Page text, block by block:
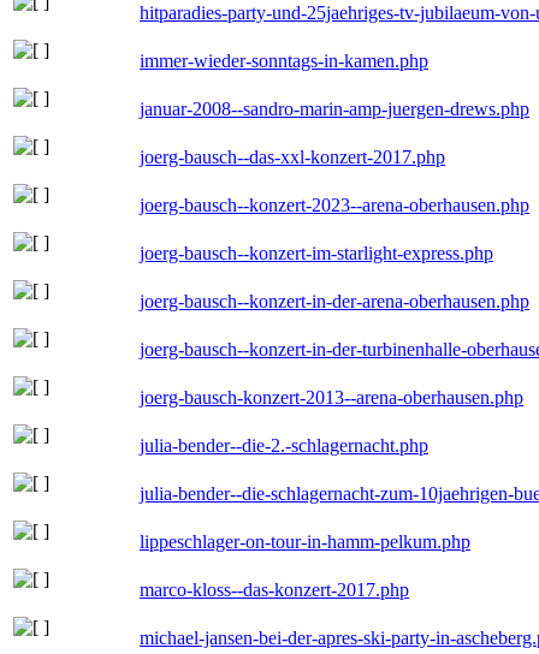
hitparadies-party-und-25jaehriges-tv-jubilaeum-
immer-wieder-sonntags-in-kamen.php
januar-2008--sandro-marin-amp-juergen-drews.php
joerg-bausch--das-xxl-konzert-2017.php
joerg-bausch--konzert-2023--arena-oberhausen.php
joerg-bausch--konzert-im-starlight-express.php
joerg-bausch--konzert-in-der-arena-oberhausen.php
joerg-bausch--konzert-in-der-turbinenhalle-
joerg-bausch-konzert-2013--arena-oberhausen.php
julia-bender--die-2.-schlagernacht.php
julia-bender--die-schlagernacht-zum-10jaehrigen-
lippeschlager-on-tour-in-hamm-pelkum.php
marco-kloss--das-konzert-2017.php
michael-jansen-bei-der-apres-ski-party-in-